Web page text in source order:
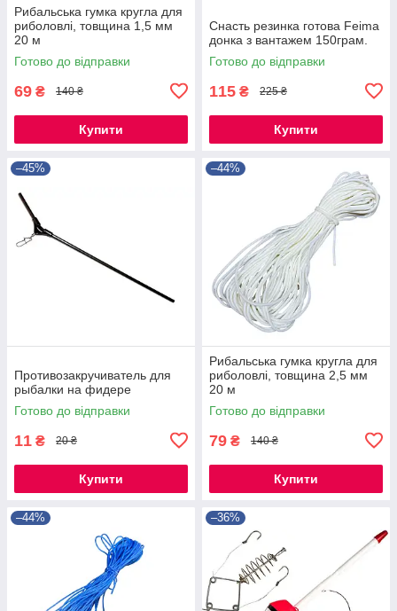
Рибальська гумка кругла для
риболовлі, товщина 1,5 мм
20 м
Готово до відправки
69 ₴ 140 ₴
Купити
Снасть резинка готова Feima
донка з вантажем 150грам.
Готово до відправки
115 ₴ 225 ₴
Купити
–45%
Противозакручиватель для
рыбалки на фидере
Готово до відправки
11 ₴ 20 ₴
Купити
–44%
Рибальська гумка кругла для
риболовлі, товщина 2,5 мм
20 м
Готово до відправки
79 ₴ 140 ₴
Купити
–44% –36%